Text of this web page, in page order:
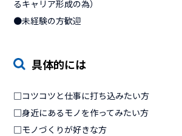
るキャリア形成の為）
●未経験の方歓迎
具体的には
□コツコツと仕事に打ち込みたい方
□身近にあるモノを作ってみたい方
□モノづくりが好きな方